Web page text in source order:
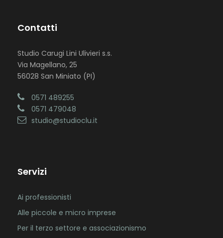
Contatti
Studio Carugi Lini Ulivieri s.s.
Via Magellano, 25
56028 San Miniato (PI)
0571 489255
0571 479048
studio@studioclu.it
Servizi
Ai professionisti
Alle piccole e micro imprese
Per il terzo settore e associazionismo